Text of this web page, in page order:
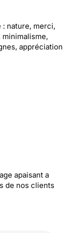
nature, merci,
appréciation
apaisant a
de nos clients